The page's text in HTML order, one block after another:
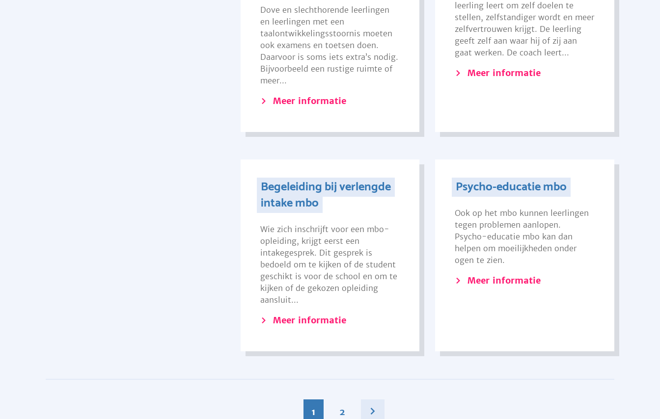
Dove en slechthorende leerlingen
en leerlingen met een
taalontwikkelingsstoornis moeten
ook examens en toetsen doen.
Daarvoor is soms iets extra’s nodig.
Bijvoorbeeld een rustige ruimte of
meer...
Meer informatie
leerling leert om zelf doelen te
stellen, zelfstandiger wordt en meer
zelfvertrouwen krijgt. De leerling
geeft zelf aan waar hij of zij aan
gaat werken. De coach leert...
Meer informatie
Begeleiding bij verlengde
intake mbo
Wie zich inschrijft voor een mbo-
opleiding, krijgt eerst een
intakegesprek. Dit gesprek is
bedoeld om te kijken of de student
geschikt is voor de school en om te
kijken of de gekozen opleiding
aansluit...
Meer informatie
Psycho-educatie mbo
Ook op het mbo kunnen leerlingen
tegen problemen aanlopen.
Psycho-educatie mbo kan dan
helpen om moeilijkheden onder
ogen te zien.
Meer informatie
1 2